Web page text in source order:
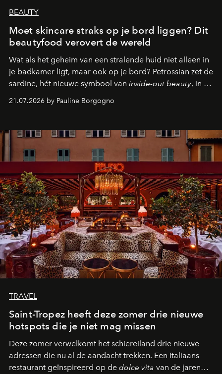
BEAUTY
Moet skincare straks op je bord liggen? Dit
beautyfood verovert de wereld
Wat als het geheim van een stralende huid niet alleen in
je badkamer ligt, maar ook op je bord? Petrossian zet de
sardine, hét nieuwe symbool van inside-out beauty, in de
kijker met twee gastronomische creaties.
21.07.2026 by Pauline Borgogno
TRAVEL
Saint-Tropez heeft deze zomer drie nieuwe
hotspots die je niet mag missen
Deze zomer verwelkomt het schiereiland drie nieuwe
adressen die nu al de aandacht trekken. Een Italiaans
restaurant geïnspireerd op de dolce vita van de jaren